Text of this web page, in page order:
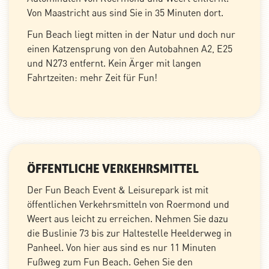
Von Maastricht aus sind Sie in 35 Minuten dort.
Fun Beach liegt mitten in der Natur und doch nur
einen Katzensprung von den Autobahnen A2, E25
und N273 entfernt. Kein Ärger mit langen
Fahrtzeiten: mehr Zeit für Fun!
ÖFFENTLICHE VERKEHRSMITTEL
Der Fun Beach Event & Leisurepark ist mit
öffentlichen Verkehrsmitteln von Roermond und
Weert aus leicht zu erreichen. Nehmen Sie dazu
die Buslinie 73 bis zur Haltestelle Heelderweg in
Panheel. Von hier aus sind es nur 11 Minuten
Fußweg zum Fun Beach. Gehen Sie den